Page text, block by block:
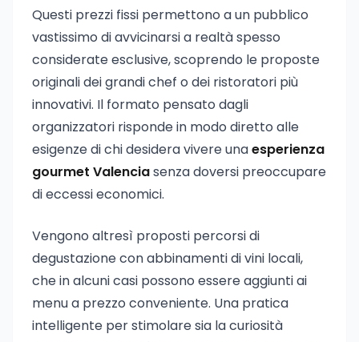
Questi prezzi fissi permettono a un pubblico
vastissimo di avvicinarsi a realtà spesso
considerate esclusive, scoprendo le proposte
originali dei grandi chef o dei ristoratori più
innovativi. Il formato pensato dagli
organizzatori risponde in modo diretto alle
esigenze di chi desidera vivere unaesperienza
gourmet Valenciasenza doversi preoccupare
di eccessi economici.
Vengono altresì proposti percorsi di
degustazione con abbinamenti di vini locali,
che in alcuni casi possono essere aggiunti ai
menu a prezzo conveniente. Una pratica
intelligente per stimolare sia la curiosità